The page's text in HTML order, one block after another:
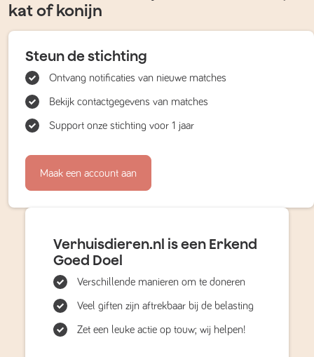
kat of konijn
Steun de stichting
Ontvang notificaties van nieuwe matches
Bekijk contactgegevens van matches
Support onze stichting voor 1 jaar
Maak een account aan
Verhuisdieren.nl is een Erkend
Goed Doel
Verschillende manieren om te doneren
Veel giften zijn aftrekbaar bij de belasting
Zet een leuke actie op touw; wij helpen!